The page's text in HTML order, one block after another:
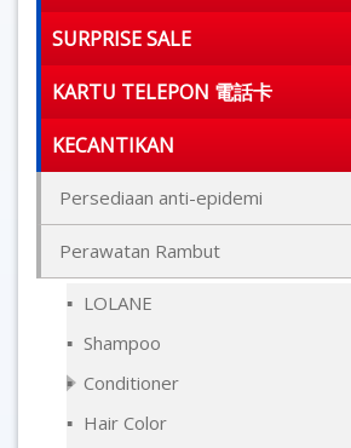
SURPRISE SALE
KARTU TELEPON 電話卡
KECANTIKAN
Persediaan anti-epidemi
Perawatan Rambut
LOLANE
Shampoo
Conditioner
Hair Color